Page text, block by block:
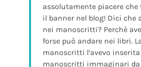
assolutamente piacere
il banner nel blog! Dici che
nei manoscritti? Perchè
forse può andare nei libri.
manoscritti l’avevo inserita
manoscritti immaginari da